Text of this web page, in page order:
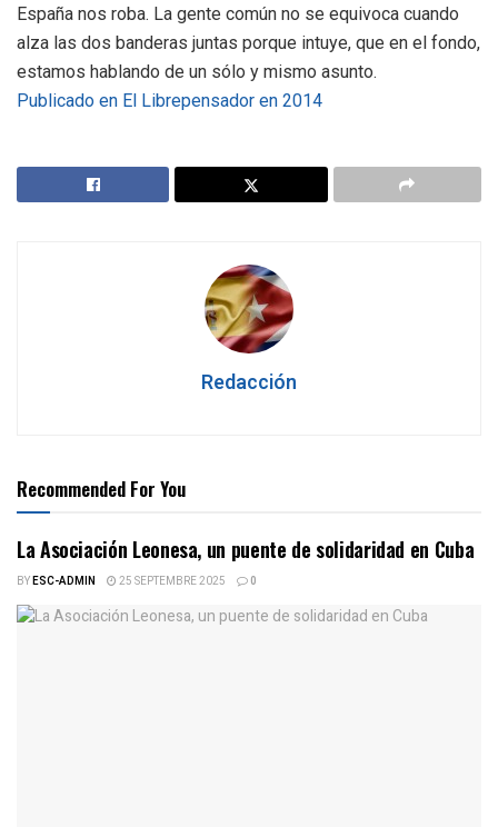
España nos roba. La gente común no se equivoca cuando
alza las dos banderas juntas porque intuye, que en el fondo,
estamos hablando de un sólo y mismo asunto.
Publicado en El Librepensador en 2014
Redacción
Recommended For You
La Asociación Leonesa, un puente de solidaridad en Cuba
BYESC-ADMIN 25 SEPTEMBRE 2025 0